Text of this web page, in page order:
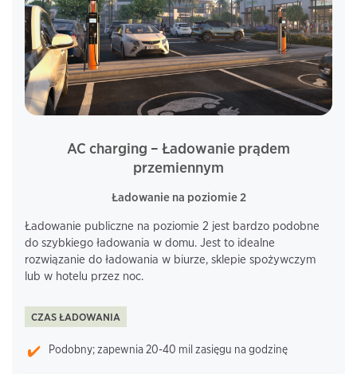
AC charging – Ładowanie prądem
przemiennym
Ładowanie na poziomie 2
Ładowanie publiczne na poziomie 2 jest bardzo podobne
do szybkiego ładowania w domu. Jest to idealne
rozwiązanie do ładowania w biurze, sklepie spożywczym
lub w hotelu przez noc.
CZAS ŁADOWANIA
Podobny; zapewnia 20-40 mil zasięgu na godzinę